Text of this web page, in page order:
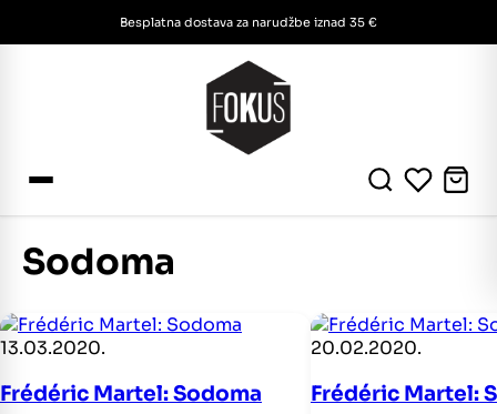
Besplatna dostava za narudžbe iznad 35 €
Sodoma
13.03.2020.
Frédéric Martel: Sodoma
20.02.2020.
Frédéric Martel: